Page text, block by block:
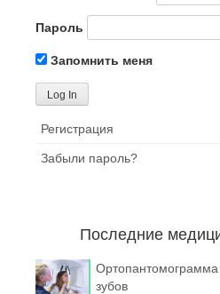
Пароль
Запомнить меня
Регистрация
Забыли пароль?
Последние
зубов